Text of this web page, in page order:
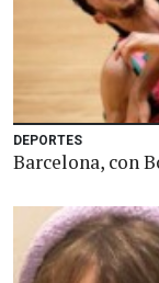
DEPORTES
Barcelona, con